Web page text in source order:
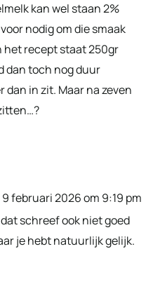
kan wel staan 2%
nodig om die smaak
het recept staat 250gr
dan toch nog duur
dan in zit. Maar na zeven
9 februari 2026 om 9:19 pm
schreef ook niet goed
je hebt natuurlijk gelijk.